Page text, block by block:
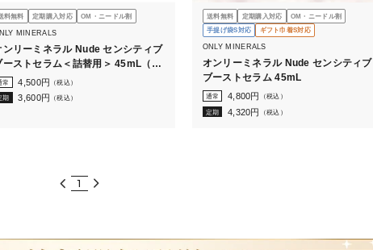
料無料 定期購入対応 OM・ニードル割
MINERALS
ンリーミネラル Nude センシティブ
ーストセラム＜詰替用＞ 45mL（ボ
ルなし）
常 4,500円 （税込）
期
3,600円 （税込）
送料無料 定期購入対応
OM・ニードル割
手提げ袋S対応
ギフト巾着S対応
ONLY MINERALS
オンリーミネラル Nude センシティブ
ブーストセラム 45mL
通常 4,800円
（税込）
定期
4,320円 （税込）
1